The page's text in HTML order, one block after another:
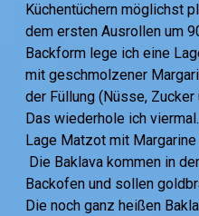
Küchentüchern möglichst
dem ersten Ausrollen um
Backform lege ich eine
mit geschmolzener
der Füllung (Nüsse,
Das wiederhole ich
Lage Matzot mit
Die Baklava kommen in
Backofen und sollen
Die noch ganz heißen